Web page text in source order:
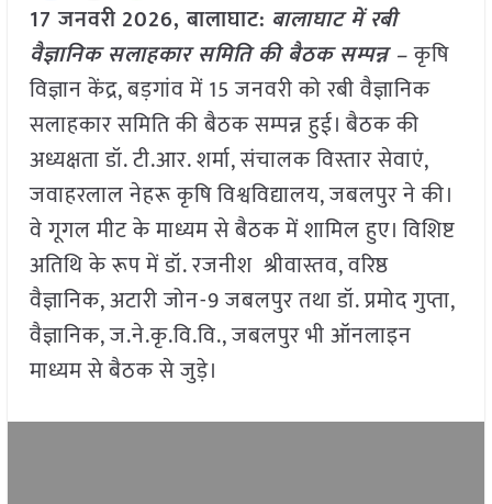
17 जनवरी2026,बालाघाट: बालाघाट में रबी
वैज्ञानिक सलाहकार समिति की बैठक सम्पन्न –कृषि
विज्ञान केंद्र, बड़गांव में 15 जनवरी को रबी वैज्ञानिक
सलाहकार समिति की बैठक सम्पन्न हुई। बैठक की
अध्यक्षता डॉ. टी.आर. शर्मा, संचालक विस्तार सेवाएं,
जवाहरलाल नेहरू कृषि विश्वविद्यालय, जबलपुर ने की।
वे गूगल मीट के माध्यम से बैठक में शामिल हुए। विशिष्ट
अतिथि के रूप में डॉ. रजनीश श्रीवास्तव, वरिष्ठ
वैज्ञानिक, अटारी जोन-9 जबलपुर तथा डॉ. प्रमोद गुप्ता,
वैज्ञानिक, ज.ने.कृ.वि.वि., जबलपुर भी ऑनलाइन
माध्यम से बैठक से जुड़े।